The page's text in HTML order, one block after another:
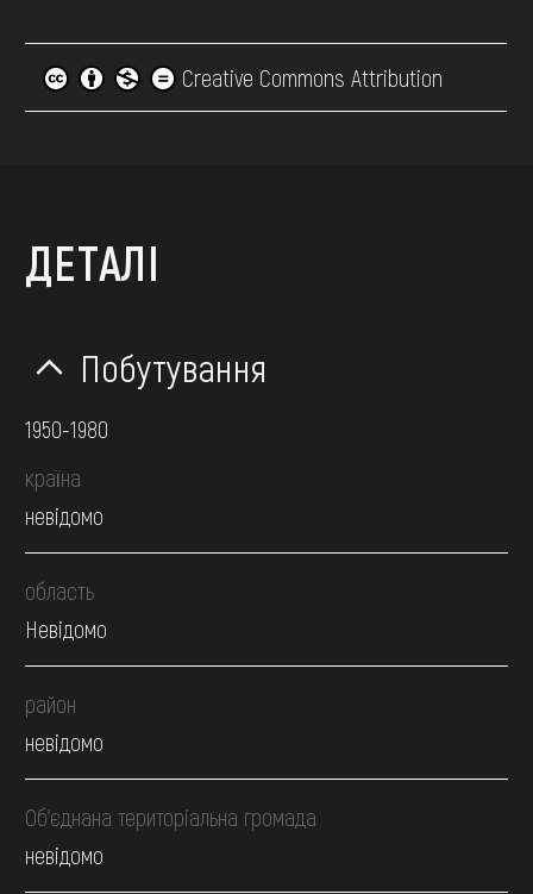
Creative Commons Attribution
ДЕТАЛІ
Побутування
1950-1980
країна
невідомо
область
Невідомо
район
невідомо
Об’єднана територіальна громада
невідомо